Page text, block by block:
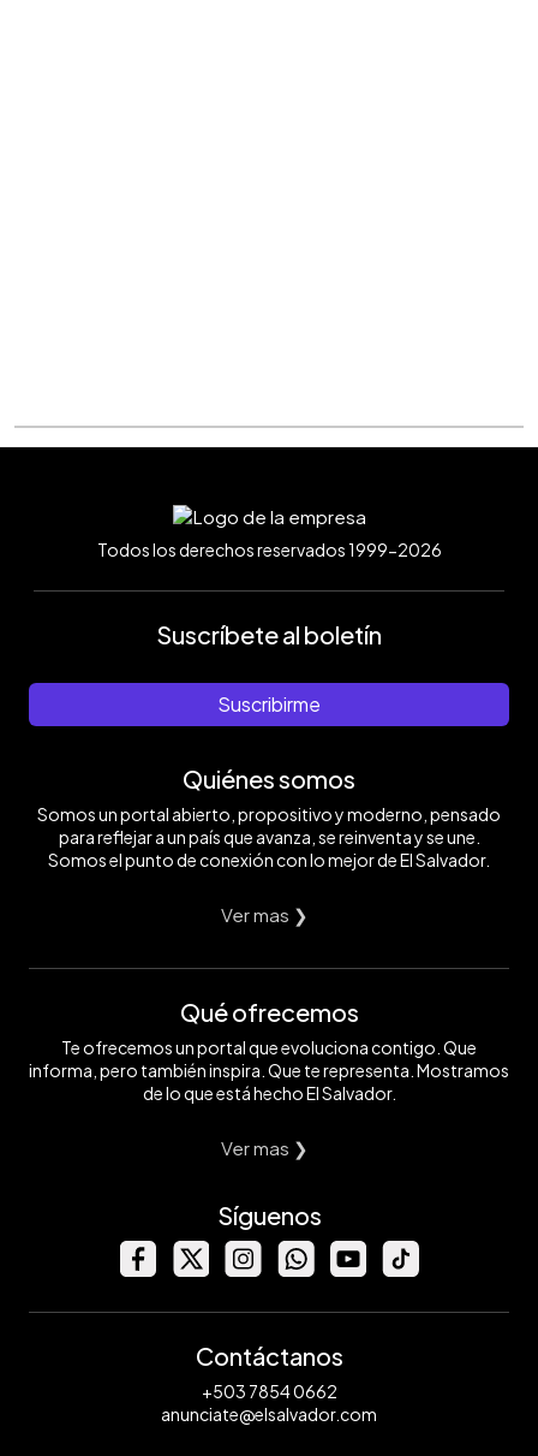
Todos los derechos reservados 1999-2026
Suscríbete al boletín
Suscribirme
Quiénes somos
Somos un portal abierto, propositivo y moderno, pensado
para reflejar a un país que avanza, se reinventa y se une.
Somos el punto de conexión con lo mejor de El Salvador.
Ver mas ❯
Qué ofrecemos
Te ofrecemos un portal que evoluciona contigo. Que
informa, pero también inspira. Que te representa. Mostramos
de lo que está hecho El Salvador.
Ver mas ❯
Síguenos
Contáctanos
+503 7854 0662
anunciate@elsalvador.com